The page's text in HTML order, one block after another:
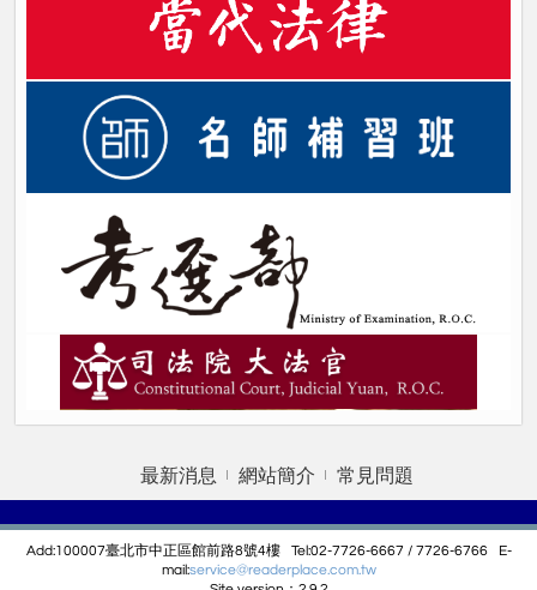
最新消息 網站簡介 常見問題
Add:100007臺北市中正區館前路8號4樓 Tel:02-7726-6667 / 7726-6766 E-
mail:service@readerplace.com.tw